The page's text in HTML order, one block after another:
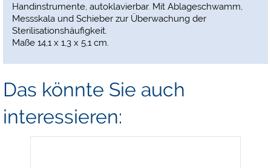
Handinstrumente, autoklavierbar. Mit Ablageschwamm,
Messskala und Schieber zur Überwachung der
Sterilisationshäufigkeit.
Maße 14,1 x 1,3 x 5,1 cm.
Das könnte Sie auch
interessieren: